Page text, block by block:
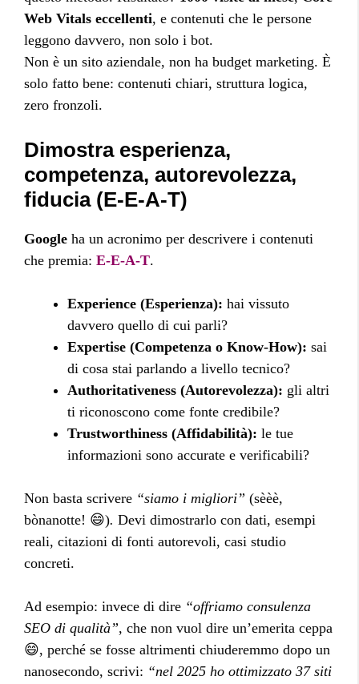
Web Vitals eccellenti, e contenuti che le persone
leggono davvero, non solo i bot.
Non è un sito aziendale, non ha budget marketing. È
solo fatto bene: contenuti chiari, struttura logica,
zero fronzoli.
Dimostra esperienza,
competenza, autorevolezza,
fiducia (E-E-A-T)
Google ha un acronimo per descrivere i contenuti
che premia: E-E-A-T.
Experience (Esperienza): hai vissuto
davvero quello di cui parli?
Expertise (Competenza o Know-How): sai
di cosa stai parlando a livello tecnico?
Authoritativeness (Autorevolezza): gli altri
ti riconoscono come fonte credibile?
Trustworthiness (Affidabilità): le tue
informazioni sono accurate e verificabili?
Non basta scrivere “siamo i migliori” (sèèè,
bònanotte! 😄). Devi dimostrarlo con dati, esempi
reali, citazioni di fonti autorevoli, casi studio
concreti.
Ad esempio: invece di dire “offriamo consulenza
SEO di qualità”, che non vuol dire un’emerita ceppa
😄, perché se fosse altrimenti chiuderemmo dopo un
nanosecondo, scrivi: “nel 2025 ho ottimizzato 37 siti